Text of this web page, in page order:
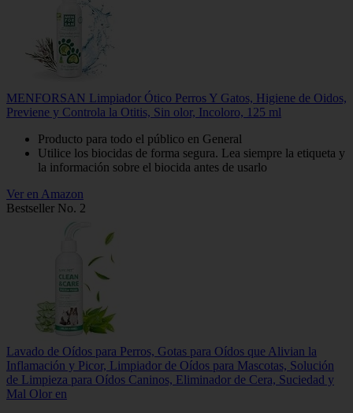
MENFORSAN Limpiador Ótico Perros Y Gatos, Higiene de Oidos,
Previene y Controla la Otitis, Sin olor, Incoloro, 125 ml
Producto para todo el público en General
Utilice los biocidas de forma segura. Lea siempre la etiqueta y
la información sobre el biocida antes de usarlo
Ver en Amazon
Bestseller No. 2
Lavado de Oídos para Perros, Gotas para Oídos que Alivian la
Inflamación y Picor, Limpiador de Oídos para Mascotas, Solución
de Limpieza para Oídos Caninos, Eliminador de Cera, Suciedad y
Mal Olor en